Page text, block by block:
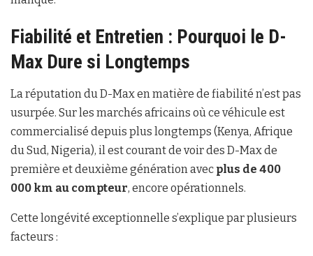
Fiabilité et Entretien : Pourquoi le D-
Max Dure si Longtemps
La réputation du D-Max en matière de fiabilité n’est pas
usurpée. Sur les marchés africains où ce véhicule est
commercialisé depuis plus longtemps (Kenya, Afrique
du Sud, Nigeria), il est courant de voir des D-Max de
première et deuxième génération avec plus de 400
000 km au compteur, encore opérationnels.
Cette longévité exceptionnelle s’explique par plusieurs
facteurs :